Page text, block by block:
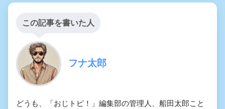
この記事を書いた人
フナ太郎
どうも、「おじトピ！」編集部の管理人、船田太郎こと